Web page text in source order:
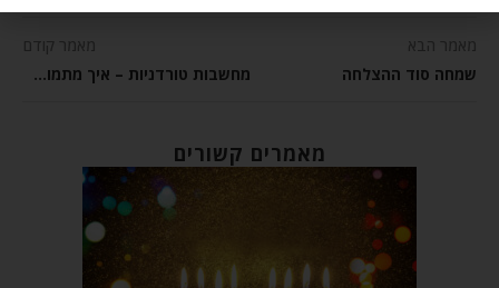
מאמר הבא
שמחה סוד ההצלחה
מאמר קודם
מחשבות טורדניות – איך מתמודדים איתן?
מאמרים קשורים